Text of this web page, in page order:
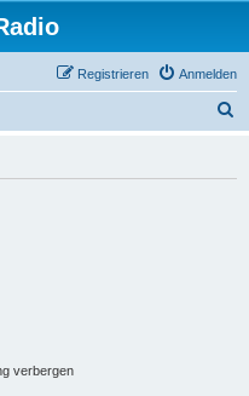
Anmelden
Registrieren
verbergen